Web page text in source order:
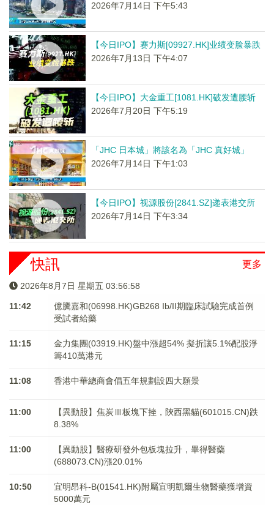
2026年7月14日 下午5:43
【今日IPO】赛力斯[09927.HK]业绩变脸暴跌
2026年7月13日 下午4:07
【今日IPO】大金重工[1081.HK]破发遭腰斩
2026年7月20日 下午5:19
「JHC 日本城」將該名為「JHC 真好城」
2026年7月14日 下午1:03
【今日IPO】视源股份[2841.SZ]递表港交所
2026年7月14日 下午3:34
更多
快訊
2026年8月7日 星期五 03:56:58
11:42
億騰嘉和(06998.HK)GB268 Ib/II期臨床試驗完成首例
受試者給藥
11:15
金力集團(03919.HK)盤中漲超54% 擬折讓5.1%配股淨
籌410萬港元
11:08 香港中華總商會倡五年規劃設四大願景
11:00
【異動股】焦炭Ⅲ板塊下挫，陝西黑貓(601015.CN)跌
8.38%
11:00
【異動股】醫療研發外包板塊拉升，畢得醫藥
(688073.CN)漲20.01%
10:50
宜明昂科-B(01541.HK)附屬宜明凱爾生物醫藥獲增資
5000萬元